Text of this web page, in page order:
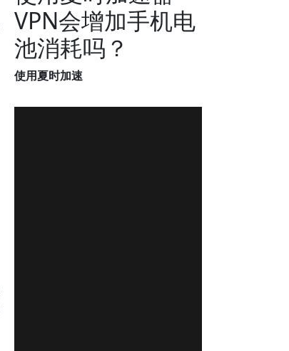
VPN会增加手机电
池消耗吗？
使用夏时加速